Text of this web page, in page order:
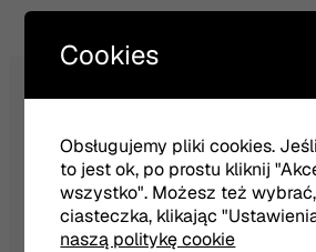
NEWSLETTER
Cookies
Obsługujemy pliki cookies.
to jest ok, po prostu kliknij
wszystko". Możesz też
ciasteczka, klikając
naszą politykę cookie